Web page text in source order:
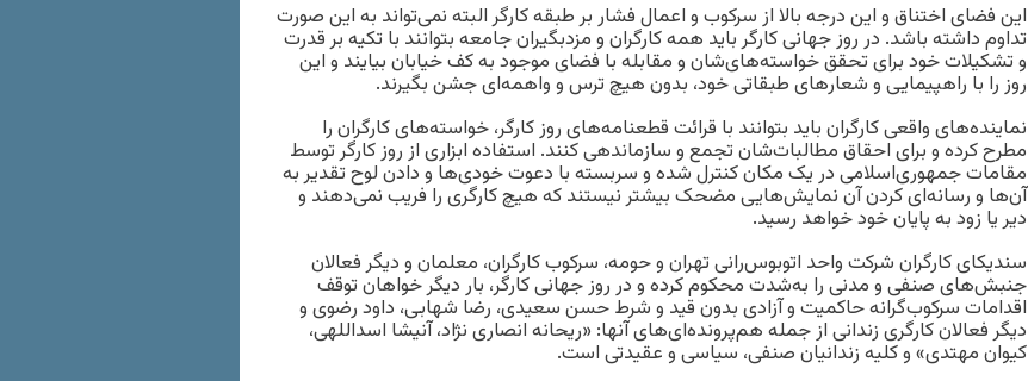
این فضای اختناق و این درجه بالا از سرکوب و اعمال فشار بر طبقه کارگر البته نمی‌تواند به این صورت
تداوم داشته باشد. در روز جهانی کارگر باید همه کارگران و مزدبگیران جامعه بتوانند با تکیه بر قدرت
و تشکیلات خود برای تحقق خواسته‌های‌شان و‌ مقابله با فضای موجود به کف خیابان بیایند و این
روز را با راهپیمایی و‌ شعارهای طبقاتی خود، بدون هیچ ترس و واهمه‌ای جشن بگیرند.
نماینده‌های واقعی کارگران باید بتوانند با قرائت قطعنامه‌های روز کارگر، خواسته‌های کارگران را
مطرح ‌کرده و برای احقاق مطالبات‌شان تجمع و سازماندهی کنند. استفاده ابزاری از روز کارگر توسط
مقامات جمهوری‌اسلامی در یک مکان کنترل شده و سربسته با دعوت خودی‌ها و دادن لوح تقدیر به
آن‌ها و رسانه‌ای کردن آن نمایش‌هایی مضحک بیشتر نیستند که هیچ‌ کارگری را فریب نمی‌دهند و
دیر یا زود به پایان ‌خود خواهد رسید.
سندیکای کارگران شرکت واحد اتوبوس‌رانی تهران و‌ حومه، سرکوب کارگران، معلمان و ‌دیگر فعالان
جنبش‌های صنفی و‌ مدنی را به‌شدت محکوم‌ کرده و در روز جهانی کارگر، بار دیگر خواهان توقف
اقدامات سرکوب‌گرانه حاکمیت و آزادی بدون قید و شرط حسن سعیدی، رضا شهابی، داود رضوی و
دیگر فعالان‌ کارگری زندانی از جمله هم‌پرونده‌ای‌های آنها: «ریحانه انصاری نژاد، آنیشا اسداللهی،
کیوان مهتدی» و ‌کلیه زندانیان صنفی، سیاسی و‌ عقیدتی است.